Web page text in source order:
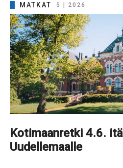
MATKAT 5 | 2026
Kotimaanretki 4.6.
Uudellemaalle